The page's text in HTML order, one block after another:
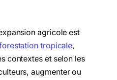
agricole est
tropicale,
contextes et selon les
augmenter ou